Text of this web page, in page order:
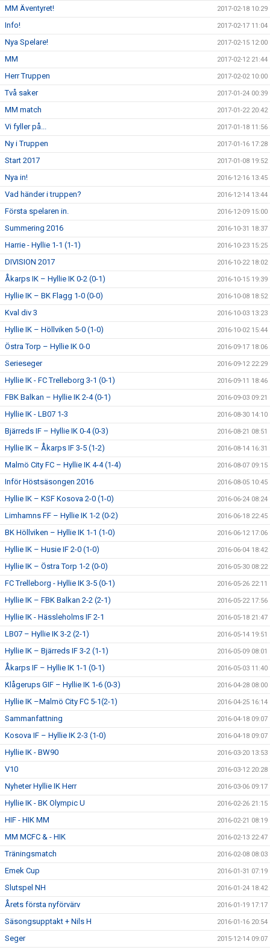
MM Äventyret! 2017-02-18 10:29
Info! 2017-02-17 11:04
Nya Spelare! 2017-02-15 12:00
MM 2017-02-12 21:44
Herr Truppen 2017-02-02 10:00
Två saker 2017-01-24 00:39
MM match 2017-01-22 20:42
Vi fyller på... 2017-01-18 11:56
Ny i Truppen 2017-01-16 17:28
Start 2017 2017-01-08 19:52
Nya in! 2016-12-16 13:45
Vad händer i truppen? 2016-12-14 13:44
Första spelaren in. 2016-12-09 15:00
Summering 2016 2016-10-31 18:37
Harrie - Hyllie 1-1 (1-1) 2016-10-23 15:25
DIVISION 2017 2016-10-22 18:02
Åkarps IK – Hyllie IK 0-2 (0-1) 2016-10-15 19:39
Hyllie IK – BK Flagg 1-0 (0-0) 2016-10-08 18:52
Kval div 3 2016-10-03 13:23
Hyllie IK – Höllviken 5-0 (1-0) 2016-10-02 15:44
Östra Torp – Hyllie IK 0-0 2016-09-17 18:06
Serieseger 2016-09-12 22:29
Hyllie IK - FC Trelleborg 3-1 (0-1) 2016-09-11 18:46
FBK Balkan – Hyllie IK 2-4 (0-1) 2016-09-03 09:21
Hyllie IK - LB07 1-3 2016-08-30 14:10
Bjärreds IF – Hyllie IK 0-4 (0-3) 2016-08-21 08:51
Hyllie IK – Åkarps IF 3-5 (1-2) 2016-08-14 16:31
Malmö City FC – Hyllie IK 4-4 (1-4) 2016-08-07 09:15
Inför Höstsäsongen 2016 2016-08-05 10:45
Hyllie IK – KSF Kosova 2-0 (1-0) 2016-06-24 08:24
Limhamns FF – Hyllie IK 1-2 (0-2) 2016-06-18 22:45
BK Höllviken – Hyllie IK 1-1 (1-0) 2016-06-12 17:06
Hyllie IK – Husie IF 2-0 (1-0) 2016-06-04 18:42
Hyllie IK – Östra Torp 1-2 (0-0) 2016-05-30 08:22
FC Trelleborg - Hyllie IK 3-5 (0-1) 2016-05-26 22:11
Hyllie IK – FBK Balkan 2-2 (2-1) 2016-05-22 17:56
Hyllie IK - Hässleholms IF 2-1 2016-05-18 21:47
LB07 – Hyllie IK 3-2 (2-1) 2016-05-14 19:51
Hyllie IK – Bjärreds IF 3-2 (1-1) 2016-05-09 08:01
Åkarps IF – Hyllie IK 1-1 (0-1) 2016-05-03 11:40
Klågerups GIF – Hyllie IK 1-6 (0-3) 2016-04-28 08:00
Hyllie IK –Malmö City FC 5-1(2-1) 2016-04-25 16:14
Sammanfattning 2016-04-18 09:07
Kosova IF – Hyllie IK 2-3 (1-0) 2016-04-18 09:07
Hyllie IK - BW90 2016-03-20 13:53
V10 2016-03-12 20:28
Nyheter Hyllie IK Herr 2016-03-06 09:17
Hyllie IK - BK Olympic U 2016-02-26 21:15
HIF - HIK MM 2016-02-21 08:19
MM MCFC & - HIK 2016-02-13 22:47
Träningsmatch 2016-02-08 08:03
Emek Cup 2016-01-31 07:19
Slutspel NH 2016-01-24 18:42
Årets första nyförvärv 2016-01-19 17:17
Säsongsupptakt + Nils H 2016-01-16 20:54
Seger 2015-12-14 09:07